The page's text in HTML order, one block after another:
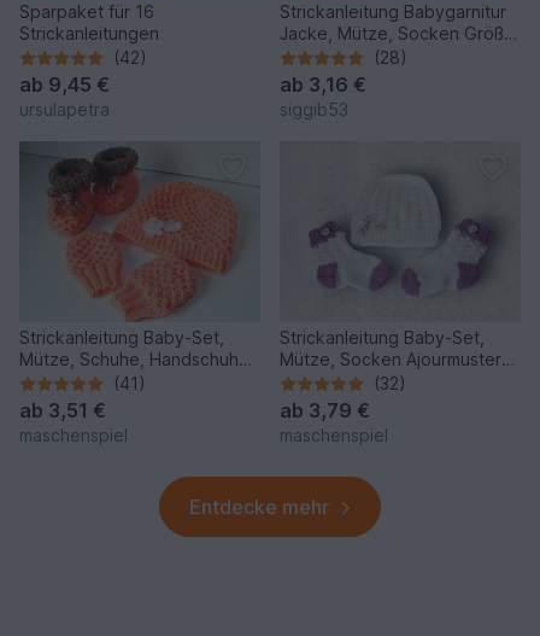
Sparpaket für 16
Strickanleitungen
(42)
ab 9,45 €
ursulapetra
Strickanleitung Babygarnitur
Jacke, Mütze, Socken Größe
62/68
(28)
ab 3,16 €
siggib53
Strickanleitung Baby-Set,
Mütze, Schuhe, Handschuhe,
ca. 2 - 7 Monate
(41)
ab 3,51 €
maschenspiel
Strickanleitung Baby-Set,
Mütze, Socken Ajourmuster
ca. 5 - 12 Monate #090
(32)
ab 3,79 €
maschenspiel
Entdecke mehr